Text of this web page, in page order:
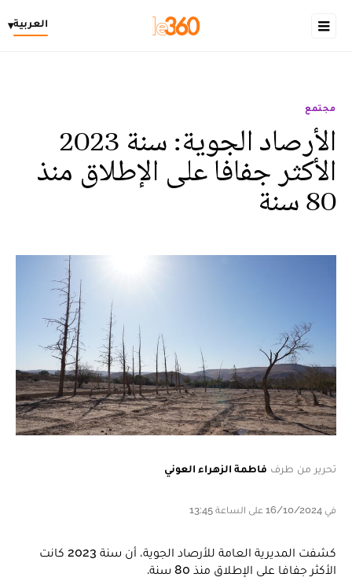
العربية▾
مجتمع
الأرصاد الجوية: سنة 2023
الأكثر جفافا على الإطلاق منذ
80 سنة
تحرير من طرف فاطمة الزهراء العوني
في 16/10/2024 على الساعة 13:45
كشفت المديرية العامة للأرصاد الجوية، أن سنة 2023 كانت
الأكثر جفافا على الإطلاق منذ 80 سنة.